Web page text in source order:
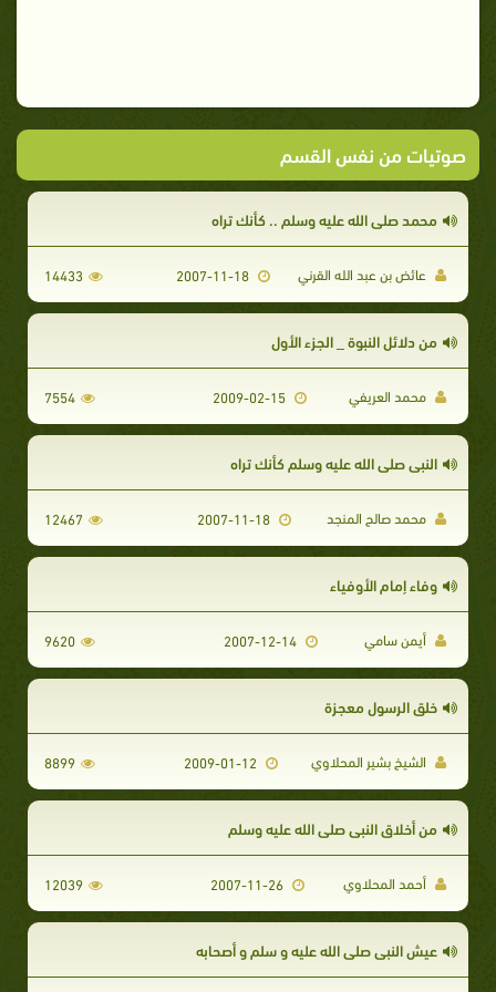
صوتيات من نفس القسم
محمد صلى الله عليه وسلم .. كأنك تراه
عائض بن عبد الله القرني 2007-11-18
14433
من دلائل النبوة _ الجزء الأول
محمد العريفي 2009-02-15
7554
النبي صلى الله عليه وسلم كأنك تراه
محمد صالح المنجد 12467
وفاء إمام الأوفياء
أيمن سامي 9620
خلق الرسول معجزة
الشيخ بشير المحلاوي 8899
من أخلاق النبي صلى الله عليه وسلم
أحمد المحلاوي 2007-11-26
12039
عيش النبي صلى الله عليه و سلم و أصحابه